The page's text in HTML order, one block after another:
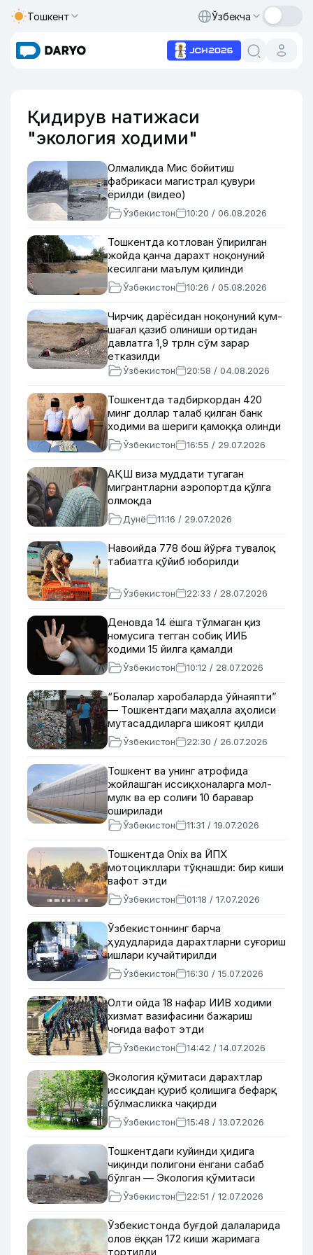
Тошкент Ўзбекча
Қидирув натижаси
"экология ходими"
Олмалиқда Мис бойитиш
фабрикаси магистрал қувури
ёрилди (видео)
Ўзбекистон 10:20 / 06.08.2026
Тошкентда котлован ўпирилган
жойда қанча дарахт ноқонуний
кесилгани маълум қилинди
Ўзбекистон 10:26 / 05.08.2026
Чирчиқ дарёсидан ноқонуний қум-
шағал қазиб олиниши ортидан
давлатга 1,9 трлн сўм зарар
етказилди
Ўзбекистон 20:58 / 04.08.2026
Тошкентда тадбиркордан 420
минг доллар талаб қилган банк
ходими ва шериги қамоққа олинди
Ўзбекистон 16:55 / 29.07.2026
АҚШ виза муддати тугаган
мигрантларни аэропортда қўлга
олмоқда
Дунё 11:16 / 29.07.2026
Навоийда 778 бош йўрға тувалоқ
табиатга қўйиб юборилди
Ўзбекистон 22:33 / 28.07.2026
Деновда 14 ёшга тўлмаган қиз
номусига тегган собиқ ИИБ
ходими 15 йилга қамалди
Ўзбекистон 10:12 / 28.07.2026
“Болалар харобаларда ўйнаяпти”
— Тошкентдаги маҳалла аҳолиси
мутасаддиларга шикоят қилди
Ўзбекистон 22:30 / 26.07.2026
Тошкент ва унинг атрофида
жойлашган иссиқхоналарга мол-
мулк ва ер солиғи 10 баравар
оширилади
Ўзбекистон 11:31 / 19.07.2026
Тошкентда Onix ва ЙПХ
мотоцикллари тўқнашди: бир киши
вафот этди
Ўзбекистон 01:18 / 17.07.2026
Ўзбекистоннинг барча
ҳудудларида дарахтларни суғориш
ишлари кучайтирилди
Ўзбекистон 16:30 / 15.07.2026
Олти ойда 18 нафар ИИВ ходими
хизмат вазифасини бажариш
чоғида вафот этди
Ўзбекистон 14:42 / 14.07.2026
Экология қўмитаси дарахтлар
иссиқдан қуриб қолишига бефарқ
бўлмасликка чақирди
Ўзбекистон 15:48 / 13.07.2026
Тошкентдаги куйинди ҳидига
чиқинди полигони ёнгани сабаб
бўлган — Экология қўмитаси
Ўзбекистон 22:51 / 12.07.2026
Ўзбекистонда буғдой далаларида
олов ёққан 172 киши жаримага
тортилди